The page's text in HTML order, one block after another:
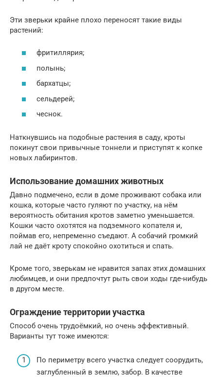
Эти зверьки крайне плохо переносят такие виды
растений:
фритиллярия;
полынь;
бархатцы;
сельдерей;
чеснок.
Наткнувшись на подобные растения в саду, кроты
покинут свои привычные тоннели и приступят к копке
новых лабиринтов.
Использование домашних животных
Давно подмечено, если в доме проживают собака или
кошка, которые часто гуляют по участку, на нём
вероятность обитания кротов заметно уменьшается.
Кошки часто охотятся на подземного копателя и,
поймав его, непременно съедают. А собачий громкий
лай не даёт кроту спокойно охотиться и спать.
Кроме того, зверькам не нравится запах этих домашних
любимцев, и они предпочтут рыть свои ходы где-нибудь
в другом месте.
Ограждение территории участка
Способ очень трудоёмкий, но очень эффективный.
Варианты тут тоже имеются:
По периметру всего участка следует соорудить,
заглубленный в землю, забор. В качестве